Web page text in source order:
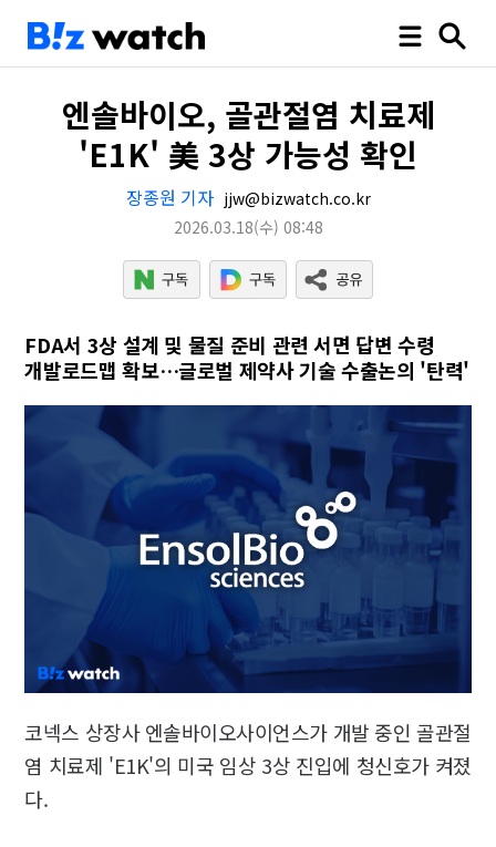
엔솔바이오, 골관절염 치료제
'E1K' 美 3상 가능성 확인
장종원 기자 jjw@bizwatch.co.kr
2026.03.18(수) 08:48
FDA서 3상 설계 및 물질 준비 관련 서면 답변 수령
개발로드맵 확보…글로벌 제약사 기술 수출논의 '탄력'
코넥스 상장사 엔솔바이오사이언스가 개발 중인 골관절
염 치료제 'E1K'의 미국 임상 3상 진입에 청신호가 켜졌
다.